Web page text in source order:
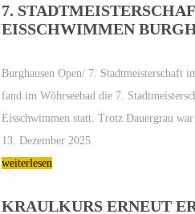
7.
EISSCHWIMMEN
Burghausen Open/ 7. Stadtmeisterschaft
fand im Wöhrseebad die 7.
Eisschwimmen statt. Trotz Dauergrau
13. Dezember 2025
weiterlesen
KRAULKURS ERNEUT